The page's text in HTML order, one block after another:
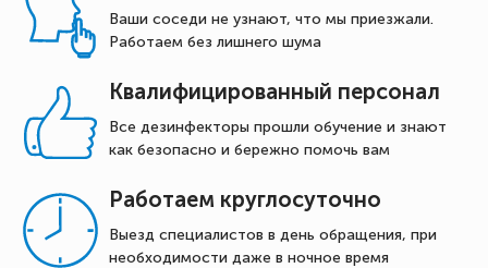
Ваши соседи не узнают, что мы приезжали.
Работаем без лишнего шума
Квалифицированный персонал
Все дезинфекторы прошли обучение и знают
как безопасно и бережно помочь вам
Работаем круглосуточно
Выезд специалистов в день обращения, при
необходимости даже в ночное время